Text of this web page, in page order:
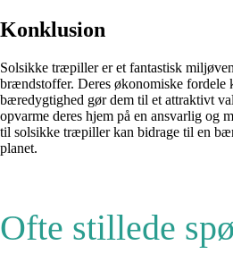
Konklusion
Solsikke træpiller er et fantastisk
brændstoffer. Deres økonomiske fordele
bæredygtighed gør dem til et attraktivt
opvarme deres hjem på en ansvarlig og
til solsikke træpiller kan bidrage til en
planet.
Ofte stillede